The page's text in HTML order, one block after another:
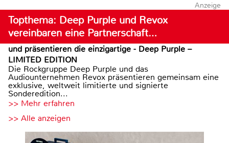
Anzeige
Topthema: Deep Purple und Revox
vereinbaren eine Partnerschaft…
und präsentieren die einzigartige - Deep Purple –
LIMITED EDITION
Die Rockgruppe Deep Purple und das
Audiounternehmen Revox präsentieren gemeinsam eine
exklusive, weltweit limitierte und signierte
Sonderedition...
>> Mehr erfahren
>> Alle anzeigen